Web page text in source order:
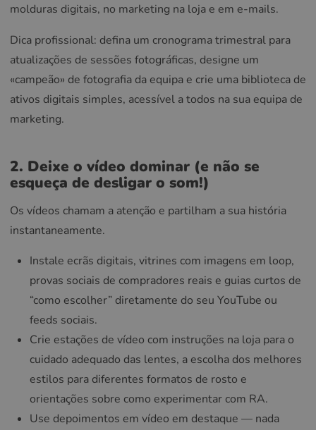
molduras digitais, no marketing na loja e em e-mails.
Dica profissional: defina um cronograma trimestral para
atualizações de sessões fotográficas, designe um
«campeão» de fotografia da equipa e crie uma biblioteca de
ativos digitais simples, acessível a todos na sua equipa de
marketing.
2. Deixe o vídeo dominar (e não se
esqueça de desligar o som!)
Os vídeos chamam a atenção e partilham a sua história
instantaneamente.
Instale ecrãs digitais, vitrines com imagens em loop,
provas sociais de compradores reais e guias curtos de
“como escolher” diretamente do seu YouTube ou
feeds sociais.
Crie estações de vídeo com instruções na loja para o
cuidado adequado das lentes, a escolha dos melhores
estilos para diferentes formatos de rosto e
orientações sobre como experimentar com RA.
Use depoimentos em vídeo em destaque — nada